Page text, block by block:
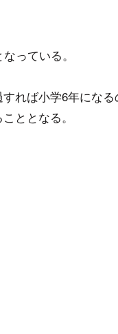
っている。
れば小学6年にな
ととなる。